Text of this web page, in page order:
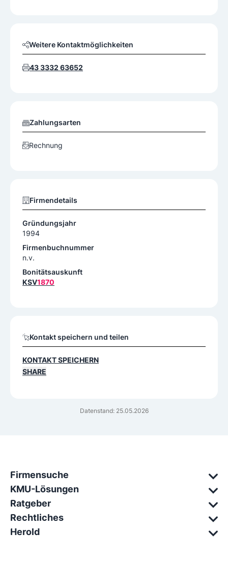
Datenstand: 25.05.2026
Weitere Kontaktmöglichkeiten
43 3332 63652
Zahlungsarten
Rechnung
Firmendetails
Gründungsjahr
1994
Firmenbuchnummer
n.v.
Bonitätsauskunft
KSV1870
Kontakt speichern und teilen
KONTAKT SPEICHERN
SHARE
Firmensuche
KMU-Lösungen
Ratgeber
Rechtliches
Herold